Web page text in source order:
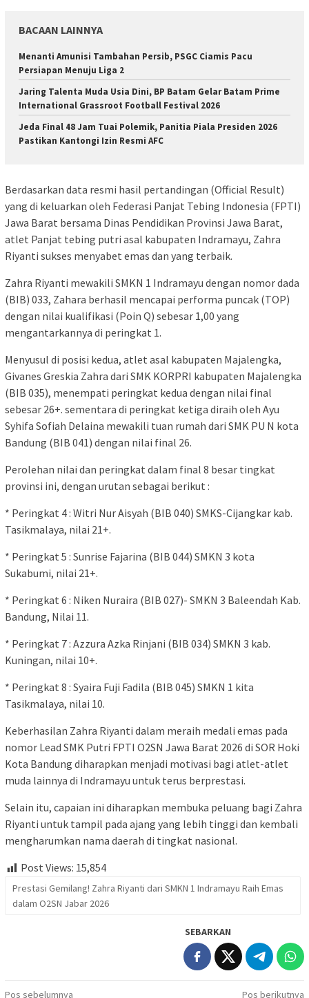
BACAAN LAINNYA
Menanti Amunisi Tambahan Persib, PSGC Ciamis Pacu
Persiapan Menuju Liga 2
Jaring Talenta Muda Usia Dini, BP Batam Gelar Batam Prime
International Grassroot Football Festival 2026
Jeda Final 48 Jam Tuai Polemik, Panitia Piala Presiden 2026
Pastikan Kantongi Izin Resmi AFC
Berdasarkan data resmi hasil pertandingan (Official Result)
yang di keluarkan oleh Federasi Panjat Tebing Indonesia (FPTI)
Jawa Barat bersama Dinas Pendidikan Provinsi Jawa Barat,
atlet Panjat tebing putri asal kabupaten Indramayu, Zahra
Riyanti sukses menyabet emas dan yang terbaik.
Zahra Riyanti mewakili SMKN 1 Indramayu dengan nomor dada
(BIB) 033, Zahara berhasil mencapai performa puncak (TOP)
dengan nilai kualifikasi (Poin Q) sebesar 1,00 yang
mengantarkannya di peringkat 1.
Menyusul di posisi kedua, atlet asal kabupaten Majalengka,
Givanes Greskia Zahra dari SMK KORPRI kabupaten Majalengka
(BIB 035), menempati peringkat kedua dengan nilai final
sebesar 26+. sementara di peringkat ketiga diraih oleh Ayu
Syhifa Sofiah Delaina mewakili tuan rumah dari SMK PU N kota
Bandung (BIB 041) dengan nilai final 26.
Perolehan nilai dan peringkat dalam final 8 besar tingkat
provinsi ini, dengan urutan sebagai berikut :
* Peringkat 4 : Witri Nur Aisyah (BIB 040) SMKS-Cijangkar kab.
Tasikmalaya, nilai 21+.
* Peringkat 5 : Sunrise Fajarina (BIB 044) SMKN 3 kota
Sukabumi, nilai 21+.
* Peringkat 6 : Niken Nuraira (BIB 027)- SMKN 3 Baleendah Kab.
Bandung, Nilai 11.
* Peringkat 7 : Azzura Azka Rinjani (BIB 034) SMKN 3 kab.
Kuningan, nilai 10+.
* Peringkat 8 : Syaira Fuji Fadila (BIB 045) SMKN 1 kita
Tasikmalaya, nilai 10.
Keberhasilan Zahra Riyanti dalam meraih medali emas pada
nomor Lead SMK Putri FPTI O2SN Jawa Barat 2026 di SOR Hoki
Kota Bandung diharapkan menjadi motivasi bagi atlet-atlet
muda lainnya di Indramayu untuk terus berprestasi.
Selain itu, capaian ini diharapkan membuka peluang bagi Zahra
Riyanti untuk tampil pada ajang yang lebih tinggi dan kembali
mengharumkan nama daerah di tingkat nasional.
Post Views: 15,854
Prestasi Gemilang! Zahra Riyanti dari SMKN 1 Indramayu Raih Emas
dalam O2SN Jabar 2026
SEBARKAN
Pos sebelumnya Pos berikutnya